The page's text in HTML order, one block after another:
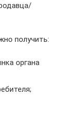
получить:
органа